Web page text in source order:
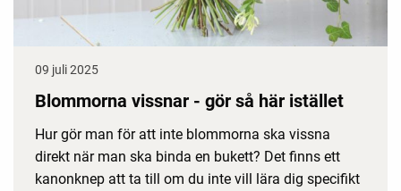
09 juli 2025
Blommorna vissnar - gör så här istället
Hur gör man för att inte blommorna ska vissna
direkt när man ska binda en bukett? Det finns ett
kanonknep att ta till om du inte vill lära dig specifikt